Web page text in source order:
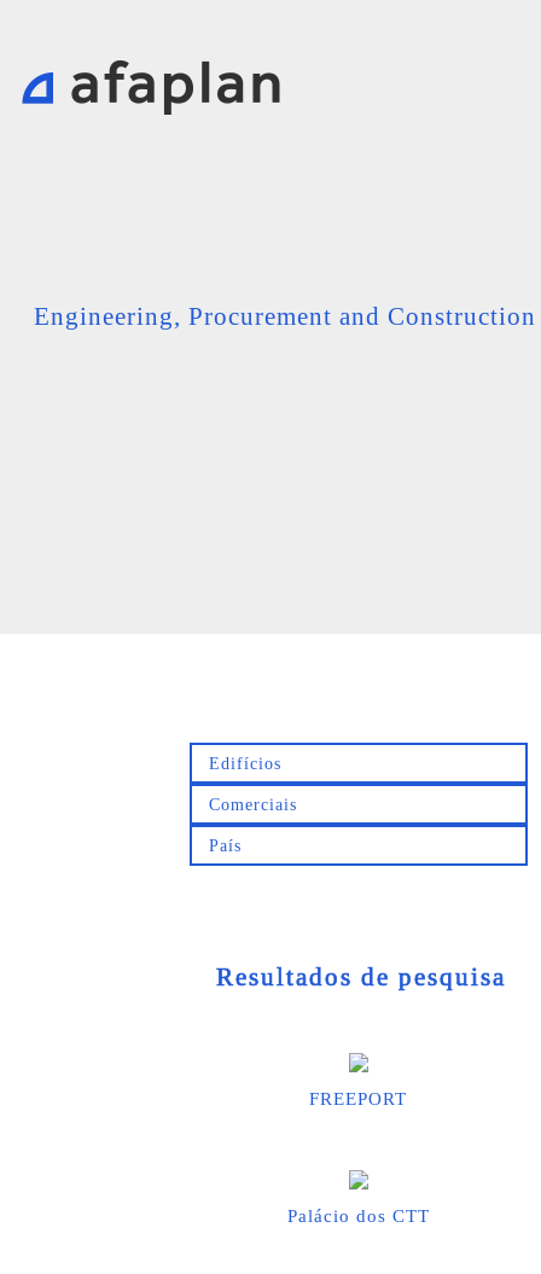
Engineering, Procurement and Construction
Resultados de pesquisa
FREEPORT
Palácio dos CTT